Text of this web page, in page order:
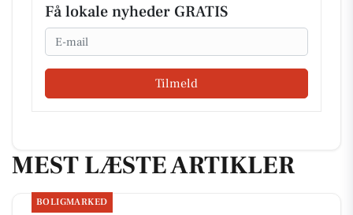
Få lokale nyheder GRATIS
Email
Tilmeld
MEST LÆSTE ARTIKLER
BOLIGMARKED